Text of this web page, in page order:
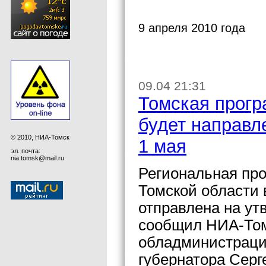
© 2010, НИА-Томск
эл. почта:
nia.tomsk@mail.ru
9 апреля 2010 года
09.04 21:31
Томская
будет
1 мая
Региональная
Томской области
отправлена на
сообщил НИА-
губернатора